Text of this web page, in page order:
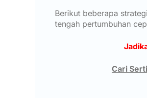
Berikut beberapa
tengah pertumbuhan
Cari